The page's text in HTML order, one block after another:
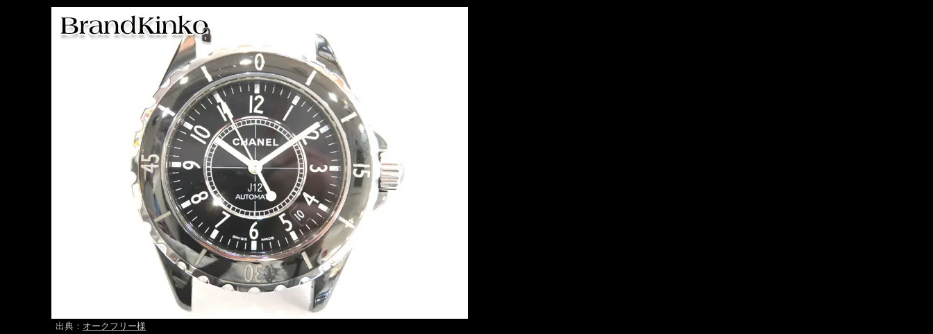
出典： オークフリー様